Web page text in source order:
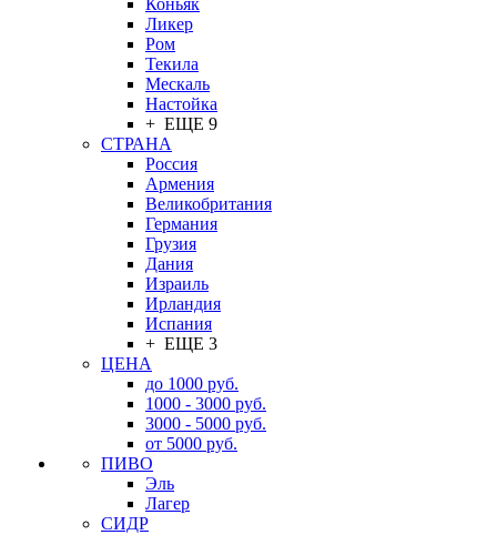
Коньяк
Ликер
Ром
Текила
Мескаль
Настойка
+ ЕЩЕ 9
СТРАНА
Россия
Армения
Великобритания
Германия
Грузия
Дания
Израиль
Ирландия
Испания
+ ЕЩЕ 3
ЦЕНА
до 1000 руб.
1000 - 3000 руб.
3000 - 5000 руб.
от 5000 руб.
ПИВО
Эль
Лагер
СИДР